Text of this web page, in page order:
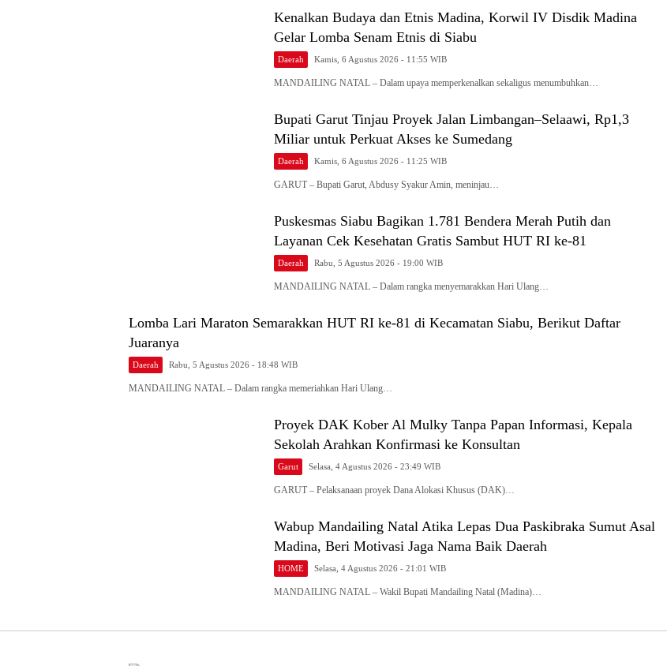
Kenalkan Budaya dan Etnis Madina, Korwil IV Disdik Madina
Gelar Lomba Senam Etnis di Siabu
Daerah Kamis, 6 Agustus 2026 - 11:55 WIB
MANDAILING NATAL – Dalam upaya memperkenalkan sekaligus menumbuhkan…
Bupati Garut Tinjau Proyek Jalan Limbangan–Selaawi, Rp1,3
Miliar untuk Perkuat Akses ke Sumedang
Daerah Kamis, 6 Agustus 2026 - 11:25 WIB
GARUT – Bupati Garut, Abdusy Syakur Amin, meninjau…
Puskesmas Siabu Bagikan 1.781 Bendera Merah Putih dan
Layanan Cek Kesehatan Gratis Sambut HUT RI ke-81
Daerah Rabu, 5 Agustus 2026 - 19:00 WIB
MANDAILING NATAL – Dalam rangka menyemarakkan Hari Ulang…
Lomba Lari Maraton Semarakkan HUT RI ke-81 di Kecamatan Siabu, Berikut Daftar
Juaranya
Daerah Rabu, 5 Agustus 2026 - 18:48 WIB
MANDAILING NATAL – Dalam rangka memeriahkan Hari Ulang…
Proyek DAK Kober Al Mulky Tanpa Papan Informasi, Kepala
Sekolah Arahkan Konfirmasi ke Konsultan
Garut Selasa, 4 Agustus 2026 - 23:49 WIB
GARUT – Pelaksanaan proyek Dana Alokasi Khusus (DAK)…
Wabup Mandailing Natal Atika Lepas Dua Paskibraka Sumut Asal
Madina, Beri Motivasi Jaga Nama Baik Daerah
HOME Selasa, 4 Agustus 2026 - 21:01 WIB
MANDAILING NATAL – Wakil Bupati Mandailing Natal (Madina)…